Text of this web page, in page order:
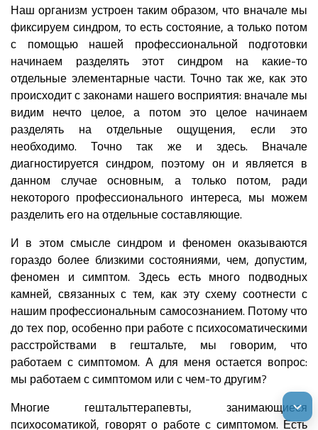
Наш организм устроен таким образом, что вначале мы
фиксируем синдром, то есть состояние, а только потом
с помощью нашей профессиональной подготовки
начинаем разделять этот синдром на какие-то
отдельные элементарные части. Точно так же, как это
происходит с законами нашего восприятия: вначале мы
видим нечто целое, а потом это целое начинаем
разделять на отдельные ощущения, если это
необходимо. Точно так же и здесь. Вначале
диагностируется синдром, поэтому он и является в
данном случае основным, а только потом, ради
некоторого профессионального интереса, мы можем
разделить его на отдельные составляющие.
И в этом смысле синдром и феномен оказываются
гораздо более близкими состояниями, чем, допустим,
феномен и симптом. Здесь есть много подводных
камней, связанных с тем, как эту схему соотнести с
нашим профессиональным самосознанием. Потому что
до тех пор, особенно при работе с психосоматическими
расстройствами в гештальте, мы говорим, что
работаем с симптомом. А для меня остается вопрос:
мы работаем с симптомом или с чем-то другим?
Многие гештальттерапевты, занимающиеся
психосоматикой, говорят о работе с симптомом. Есть